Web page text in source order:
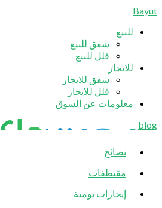
Bayut
للبيع
شقق للبيع
فلل للبيع
للايجار
شقق للايجار
فلل للايجار
معلومات عن السوق
blog
نصائح
مقتطفات
إيجارات يومية